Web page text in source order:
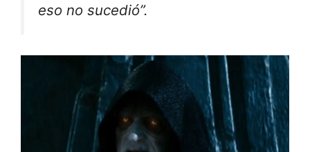
eso no sucedió”.